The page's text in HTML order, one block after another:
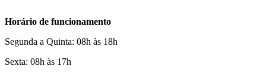
Horário de funcionamento
Segunda a Quinta: 08h às 18h
Sexta: 08h às 17h